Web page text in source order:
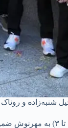
شنبه‌زاده و